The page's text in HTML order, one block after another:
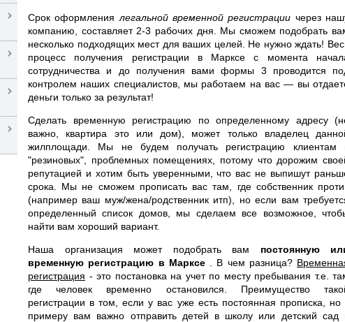
Срок оформления легальной временной регистрации через
компанию, составляет 2-3 рабочих дня. Мы сможем подобрать
несколько подходящих мест для ваших целей. Не нужно ждать!
процесс получения регистрации в Марксе с момента
сотрудничества и до получения вами формы 3 проводится
контролем наших специалистов, мы работаем на вас — вы
деньги только за результат!
Сделать временную регистрацию по определенному адресу
важно, квартира это или дом), может только владелец
жилплощади. Мы не будем получать регистрацию клиентам
"резиновых", проблемных помещениях, потому что дорожим
репутацией и хотим быть уверенными, что вас не выпишут
срока. Мы не сможем прописать вас там, где собственник
(например ваш муж/жена/родственник итп), но если вам
определенный список домов, мы сделаем все возможное,
найти вам хороший вариант.
Наша организация может подобрать вам постоянную
временную регистрацию в Марксе
. В чем разница?
регистрация - это постановка на учет по месту пребывания т.е.
где человек временно остановился. Преимущество
регистрации в том, если у вас уже есть постоянная прописка, но
примеру вам важно отправить детей в школу или детский сад